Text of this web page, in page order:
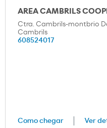
AREA CAMBRILS
Ctra. Cambrils-montbrio
Cambrils
608524017
Como chegar Ver